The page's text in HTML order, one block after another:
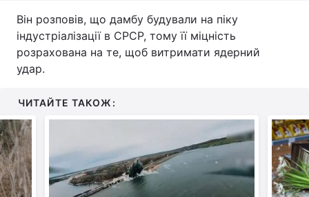
Він розповів, що дамбу будували на піку
індустріалізації в СРСР, тому її міцність
розрахована на те, щоб витримати ядерний
удар.
ЧИТАЙТЕ ТАКОЖ: